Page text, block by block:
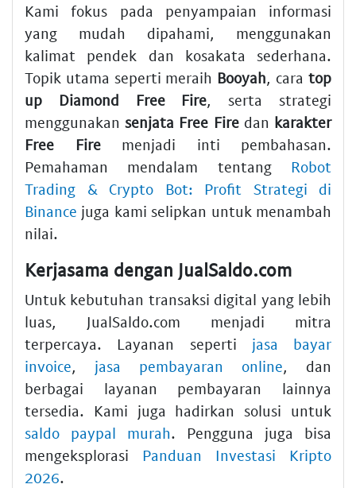
Kami fokus pada penyampaian informasi
yang mudah dipahami, menggunakan
kalimat pendek dan kosakata sederhana.
Topik utama seperti meraih Booyah, caratop
up Diamond Free Fire, serta strategi
menggunakansenjata Free Firedan karakter
Free Firemenjadi inti pembahasan.
Pemahaman mendalam tentang Robot
Trading & Crypto Bot: Profit Strategi di
Binance juga kami selipkan untuk menambah
nilai.
Kerjasama dengan JualSaldo.com
Untuk kebutuhan transaksi digital yang lebih
luas, JualSaldo.com menjadi mitra
terpercaya. Layanan seperti jasa bayar
invoice, jasa pembayaran online, dan
berbagai layanan pembayaran lainnya
tersedia. Kami juga hadirkan solusi untuk
saldo paypal murah. Pengguna juga bisa
mengeksplorasi Panduan Investasi Kripto
2026.